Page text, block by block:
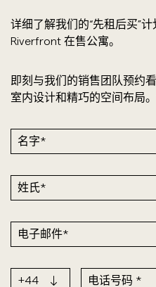
详细了解我们的“先租后买”
Riverfront 在售公寓。
即刻与我们的销售团队预约
室内设计和精巧的空间布局。
名字*
姓氏*
电子邮件*
+44 电话号码 *